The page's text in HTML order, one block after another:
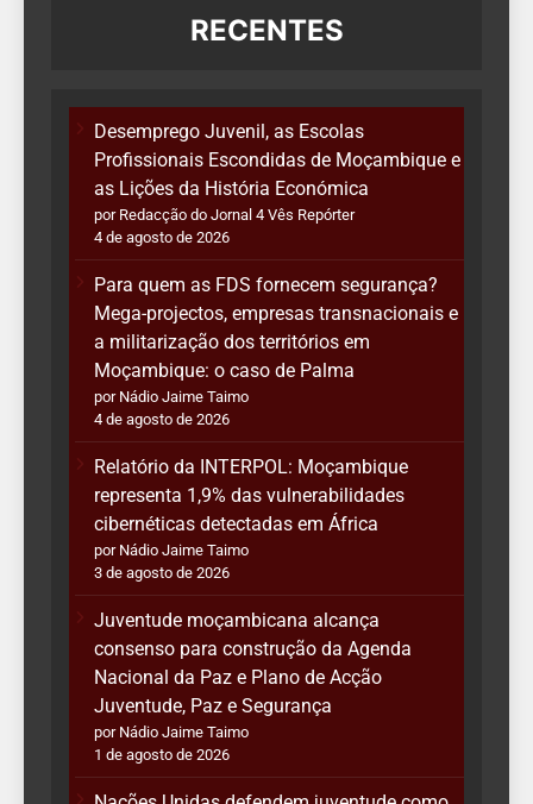
RECENTES
Desemprego Juvenil, as Escolas
Profissionais Escondidas de Moçambique e
as Lições da História Económica
por Redacção do Jornal 4 Vês Repórter
4 de agosto de 2026
Para quem as FDS fornecem segurança?
Mega-projectos, empresas transnacionais e
a militarização dos territórios em
Moçambique: o caso de Palma
por Nádio Jaime Taimo
4 de agosto de 2026
Relatório da INTERPOL: Moçambique
representa 1,9% das vulnerabilidades
cibernéticas detectadas em África
por Nádio Jaime Taimo
3 de agosto de 2026
Juventude moçambicana alcança
consenso para construção da Agenda
Nacional da Paz e Plano de Acção
Juventude, Paz e Segurança
por Nádio Jaime Taimo
1 de agosto de 2026